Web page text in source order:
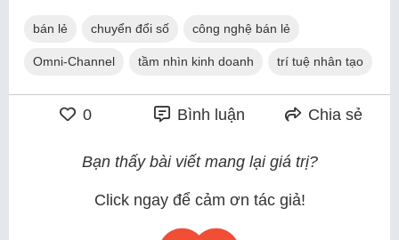
bán lẻ chuyển đổi số công nghệ bán lẻ
Omni-Channel tầm nhìn kinh doanh trí tuệ nhân tạo
0 Bình luận Chia sẻ
Bạn thấy bài viết mang lại giá trị?
Click ngay để cảm ơn tác giả!